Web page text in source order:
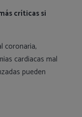
críticas si
coronaria,
cardiacas mal
pueden